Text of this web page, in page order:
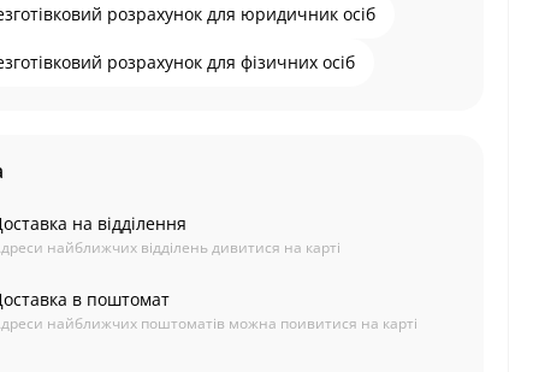
розрахунок для юридичник осіб
розрахунок для фізичних осіб
на відділення
найближчих відділень дивитися на карті
в поштомат
найближчих поштоматів можна поивитися на карті